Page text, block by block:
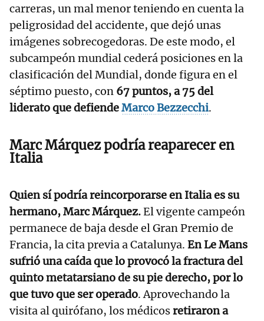
carreras, un mal menor teniendo en cuenta la
peligrosidad del accidente, que dejó unas
imágenes sobrecogedoras. De este modo, el
subcampeón mundial cederá posiciones en la
clasificación del Mundial, donde figura en el
séptimo puesto, con 67 puntos, a 75 del
liderato que defiendeMarco Bezzecchi.
Marc Márquez podría reaparecer en
Italia
Quien sí podría reincorporarse en Italia es su
hermano, Marc Márquez.El vigente campeón
permanece de baja desde el Gran Premio de
Francia, la cita previa a Catalunya. En Le Mans
sufrió una caída que lo provocó la fractura del
quinto metatarsiano de su pie derecho, por lo
que tuvo que ser operado. Aprovechando la
visita al quirófano, los médicosretiraron a